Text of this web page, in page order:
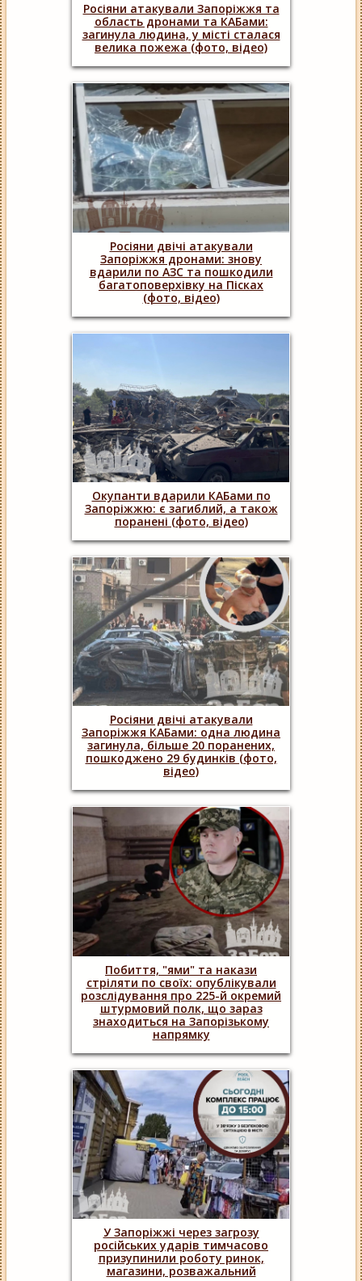
Росіяни атакували Запоріжжя та
область дронами та КАБами:
загинула людина, у місті сталася
велика пожежа (фото, відео)
Росіяни двічі атакували
Запоріжжя дронами: знову
вдарили по АЗС та пошкодили
багатоповерхівку на Пісках
(фото, відео)
Окупанти вдарили КАБами по
Запоріжжю: є загиблий, а також
поранені (фото, відео)
Росіяни двічі атакували
Запоріжжя КАБами: одна людина
загинула, більше 20 поранених,
пошкоджено 29 будинків (фото,
відео)
Побиття, "ями" та накази
стріляти по своїх: опублікували
розслідування про 225-й окремий
штурмовий полк, що зараз
знаходиться на Запорізькому
напрямку
У Запоріжжі через загрозу
російських ударів тимчасово
призупинили роботу ринок,
магазини, розважальний